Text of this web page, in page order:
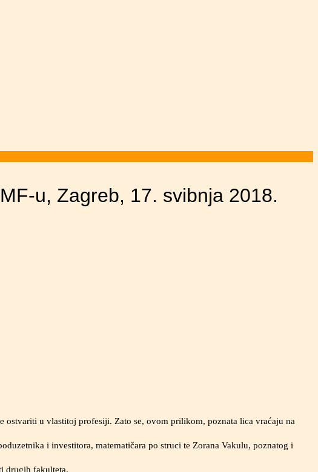
u, Zagreb, 17. svibnja 2018.
u vlastitoj profesiji. Zato se, ovom prilikom, poznata lica vraćaju na
i investitora, matematičara po struci te Zorana Vakulu, poznatog i
drugih fakulteta.